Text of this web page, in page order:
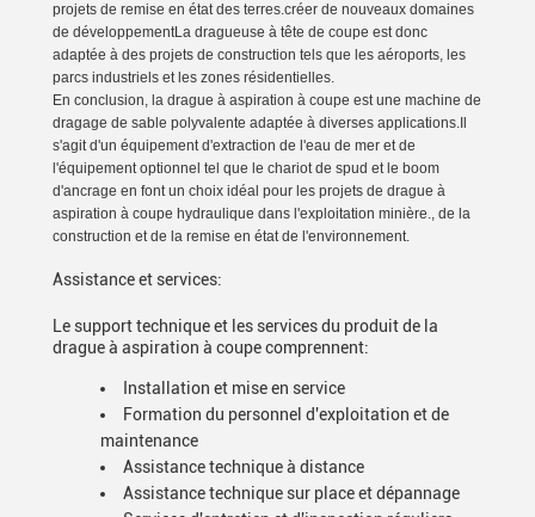
projets de remise en état des terres.créer de nouveaux domaines
de développementLa dragueuse à tête de coupe est donc
adaptée à des projets de construction tels que les aéroports, les
parcs industriels et les zones résidentielles.
En conclusion, la drague à aspiration à coupe est une machine de
dragage de sable polyvalente adaptée à diverses applications.Il
s'agit d'un équipement d'extraction de l'eau de mer et de
l'équipement optionnel tel que le chariot de spud et le boom
d'ancrage en font un choix idéal pour les projets de drague à
aspiration à coupe hydraulique dans l'exploitation minière., de la
construction et de la remise en état de l'environnement.
Assistance et services:
Le support technique et les services du produit de la
drague à aspiration à coupe comprennent:
Installation et mise en service
Formation du personnel d'exploitation et de
maintenance
Assistance technique à distance
Assistance technique sur place et dépannage